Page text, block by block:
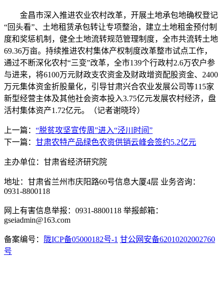
金昌市深入推进农业农村改革，开展土地承包地确权登记
“回头看”、土地租赁承包转让专项整治，建立土地租金预付制
度和奖惩机制，健全土地流转规范管理制度，全市共流转土地
69.36万亩。持续推进农村集体产权制度改革整市试点工作，
通过不断深化农村“三变”改革，全市139个行政村2.6万农户参
与进来，将6100万元财政支农资金及财政增资配股资金、2400
万元集体资金折股量化，引导甘肃兴合农业发展公司等115家
新型经营主体及其他社会资本投入3.75亿元发展农村经济，盘
活村集体资产1.72亿元。（记者谢晓玲）
上一篇： “脱贫攻坚宣传周”进入“泾川时间”
下一篇： 甘肃农特产品绿色农资供销云峰会签约5.2亿元
主办单位：甘肃省经济研究院
地址：甘肃省兰州市庆阳路60号信息大厦4层 业务咨询：
0931-8800118
网上有害信息举报：0931-8800118 举报邮箱：
gseiadmin@163.com
备案编号： 陇ICP备05000182号-1 甘公网安备62010202002760
号